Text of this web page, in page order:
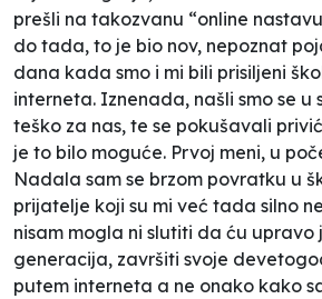
prešli na takozvanu “online
do tada, to je bio nov, nepoznat
dana kada smo i mi bili prisiljeni
interneta. Iznenada, našli smo se
teško za nas, te se pokušavali
je to bilo moguće. Prvoj meni, u
Nadala sam se brzom povratku u
prijatelje koji su mi već tada silno
nisam mogla ni slutiti da ću upravo
generacija, završiti svoje
putem interneta a ne onako kako